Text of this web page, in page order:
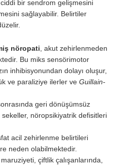
bir sendrom gelişmesini
sağlayabilir. Belirtiler
nöropati , akut zehirlenmeden
Bu miks sensörimotor
inhibisyonundan dolayı oluşur,
ve paraliziye ilerler ve Guillain-
geri dönüşümsüz
nöropsikiyatrik defisitleri
acil zehirlenme belirti­leri
neden olabilmektedir.
çiftlik çalışanlarında,